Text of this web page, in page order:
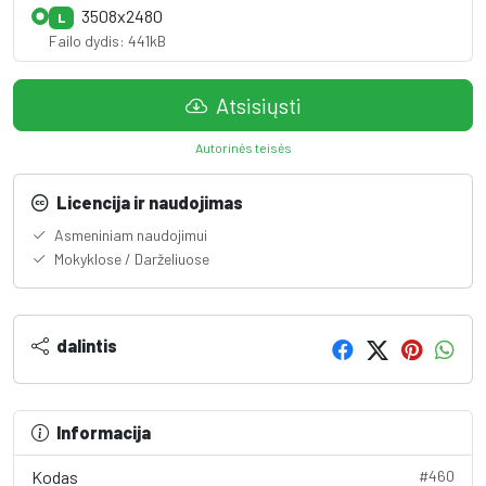
L 3508x2480
Failo dydis: 441kB
Atsisiųsti
Autorinės teisės
Licencija ir naudojimas
Asmeniniam naudojimui
Mokyklose / Darželiuose
dalintis
Informacija
Kodas #460